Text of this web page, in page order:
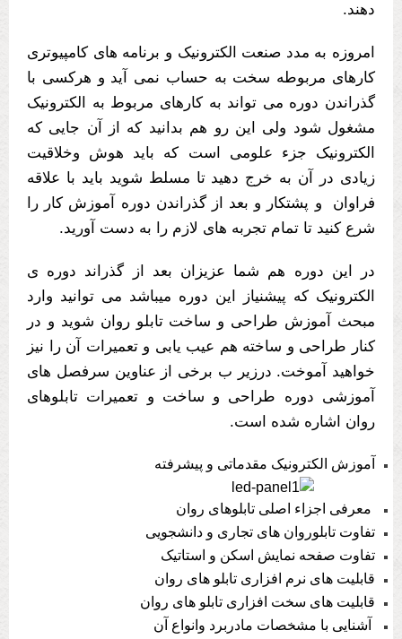
دهند.
امروزه به مدد صنعت الکترونیک و برنامه های کامپیوتری
کارهای مربوطه سخت به حساب نمی آید و هرکسی با
گذراندن دوره می تواند به کارهای مربوط به الکترونیک
مشغول شود ولی این رو هم بدانید که از آن جایی که
الکترونیک جزء علومی است که باید هوش وخلاقیت
زیادی در آن به خرج دهید تا مسلط شوید باید با علاقه
فراوان و پشتکار و بعد از گذراندن دوره آموزش کار را
شرع کنید تا تمام تجربه های لازم را به دست آورید.
در این دوره هم شما عزیزان بعد از گذراند دوره ی
الکترونیک که پیشنیاز این دوره میباشد می توانید وارد
مبحث آموزش طراحی و ساخت تابلو روان شوید و در
کنار طراحی و ساخته هم عیب یابی و تعمیرات آن را نیز
خواهید آموخت. درزیر ب برخی از عناوین سرفصل های
آموزشی دوره طراحی و ساخت و تعمیرات تابلوهای
روان اشاره شده است.
آموزش الکترونیک مقدماتی و پیشرفته
معرفی اجزاء اصلی تابلوهای روان
تفاوت تابلوروان های تجاری و دانشجویی
تفاوت صفحه نمایش اسکن و استاتیک
قابلیت های نرم افزاری تابلو های روان
قابلیت های سخت افزاری تابلو های روان
آشنایی با مشخصات مادربرد وانواع آن